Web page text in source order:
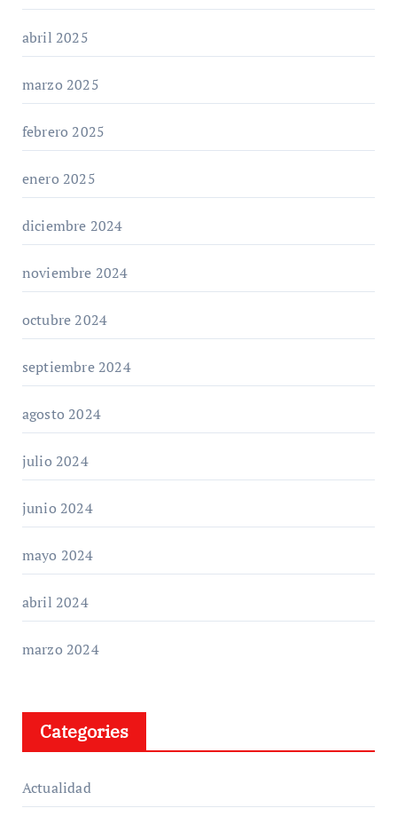
abril 2025
marzo 2025
febrero 2025
enero 2025
diciembre 2024
noviembre 2024
octubre 2024
septiembre 2024
agosto 2024
julio 2024
junio 2024
mayo 2024
abril 2024
marzo 2024
Categories
Actualidad